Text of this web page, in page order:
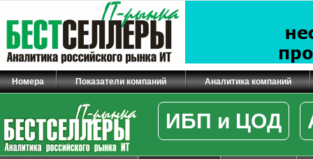
Номера Показатели компаний Аналитика компаний
ИБП и ЦОД